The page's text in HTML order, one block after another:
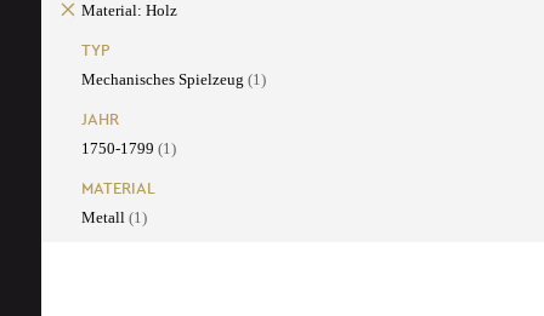
Material: Holz
TYP
Mechanisches Spielzeug (1)
JAHR
1750-1799 (1)
MATERIAL
Metall (1)